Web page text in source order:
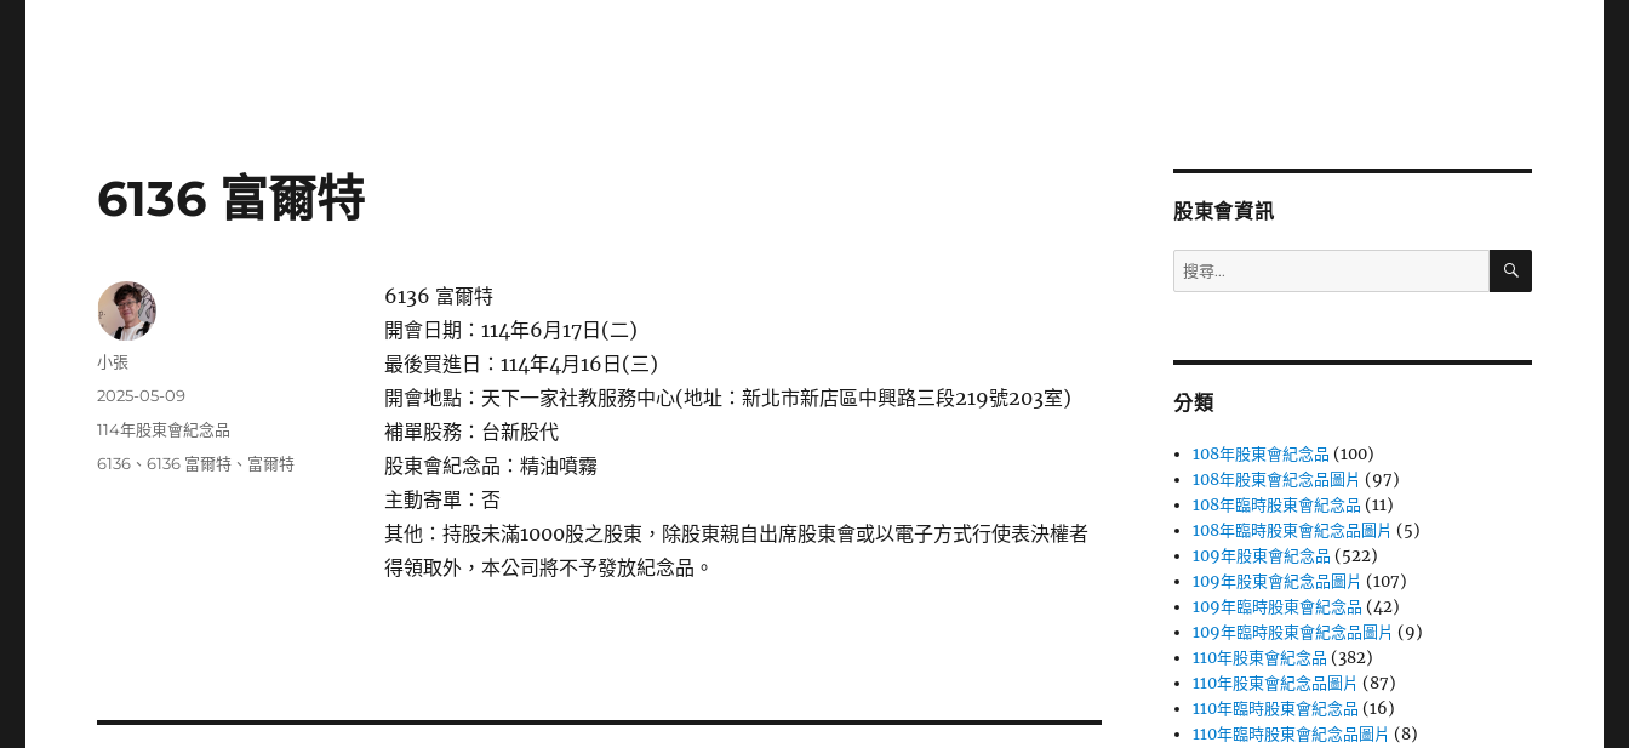
6136 富爾特
6136 富爾特
開會日期：114年6月17日(二)
最後買進日：114年4月16日(三)
開會地點：天下一家社教服務中心(地址：新北市新店區中興路三段219號203室)
補單股務：台新股代
股東會紀念品：精油噴霧
主動寄單：否
其他：持股未滿1000股之股東，除股東親自出席股東會或以電子方式行使表決權者
得領取外，本公司將不予發放紀念品。
作
小張
發
期:
2025-05-09
分
114年股東會紀念品
標
6136 、6136 富爾特 、 富爾特
股東會資訊
搜
尋
字:
搜
分類
108年股東會紀念品 (100)
108年股東會紀念品圖片 (97)
108年臨時股東會紀念品 (11)
108年臨時股東會紀念品圖片 (5)
109年股東會紀念品 (522)
109年股東會紀念品圖片 (107)
109年臨時股東會紀念品 (42)
109年臨時股東會紀念品圖片 (9)
110年股東會紀念品 (382)
110年股東會紀念品圖片 (87)
110年臨時股東會紀念品 (16)
110年臨時股東會紀念品圖片 (8)